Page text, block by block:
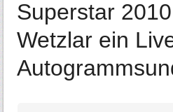
Superstar
Wetzlar ein